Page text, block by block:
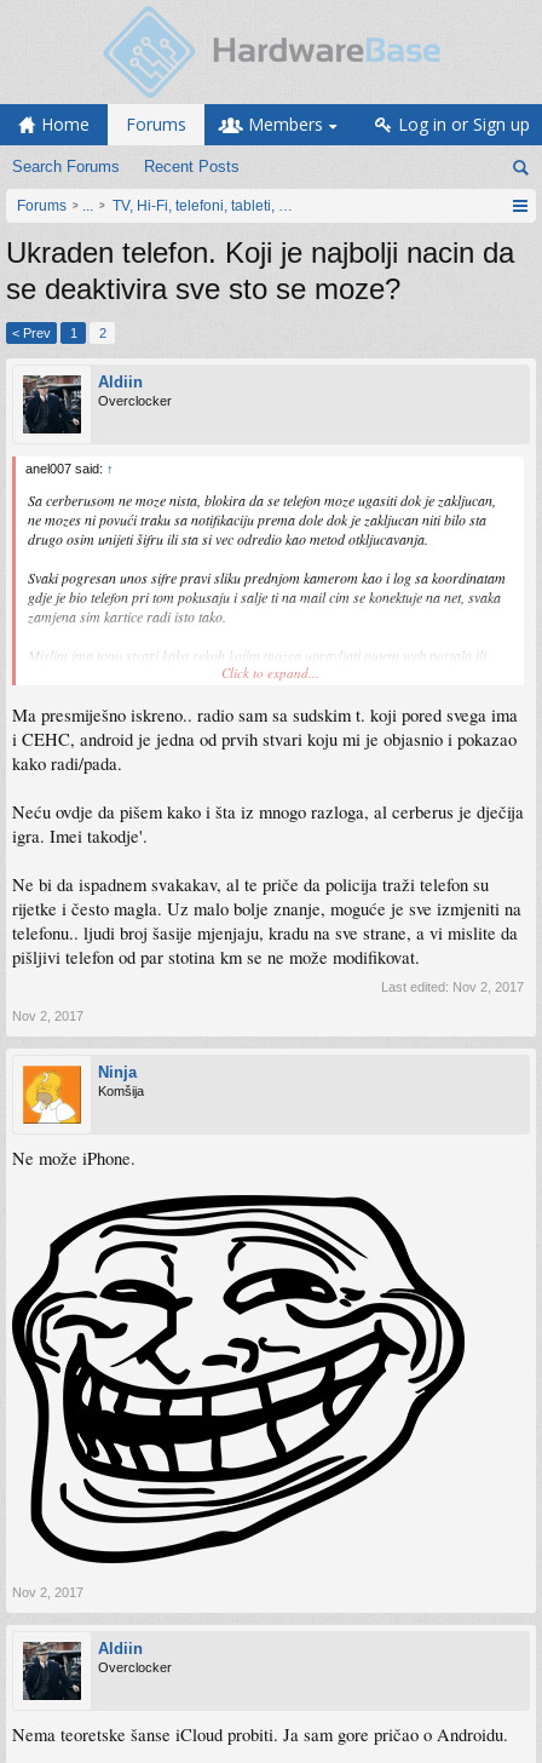
Home Forums
Search Forums Recent Posts
Members Log in or Sign up
Forums ... TV, Hi-Fi, telefoni, tableti, satovi, IoT oprema
Ukraden telefon. Koji je najbolji nacin da
se deaktivira sve sto se moze?
< Prev 1 2
Aldiin
Overclocker
anel007 said: ↑
Sa cerberusom ne moze nista, blokira da se telefon moze ugasiti dok je zakljucan,
ne mozes ni povući traku sa notifikaciju prema dole dok je zakljucan niti bilo sta
drugo osim unijeti šifru ili sta si vec odredio kao metod otkljucavanja.
Svaki pogresan unos sifre pravi sliku prednjom kamerom kao i log sa koordinatam
gdje je bio telefon pri tom pokusaju i salje ti na mail cim se konektuje na net, svaka
zamjena sim kartice radi isto tako.
Mislim ima tonu stvari kako rekoh kojim mozea upravljati putem web portala ili
sms porukama, za sve mogucnosti istrazi malo.
Sent from my Huawei Honor 8 using Tapatalk
Click to expand...
Ma presmiješno iskreno.. radio sam sa sudskim t. koji pored svega ima
i CEHC, android je jedna od prvih stvari koju mi je objasnio i pokazao
kako radi/pada.
Neću ovdje da pišem kako i šta iz mnogo razloga, al cerberus je dječija
igra. Imei takodje'.
Ne bi da ispadnem svakakav, al te priče da policija traži telefon su
rijetke i često magla. Uz malo bolje znanje, moguće je sve izmjeniti na
telefonu.. ljudi broj šasije mjenjaju, kradu na sve strane, a vi mislite da
pišljivi telefon od par stotina km se ne može modifikovat.
Last edited: Nov 2, 2017
Nov 2, 2017
Ninja
Komšija
Ne može iPhone.
Nov 2, 2017
Aldiin
Overclocker
Nema teoretske šanse iCloud probiti. Ja sam gore pričao o Androidu.